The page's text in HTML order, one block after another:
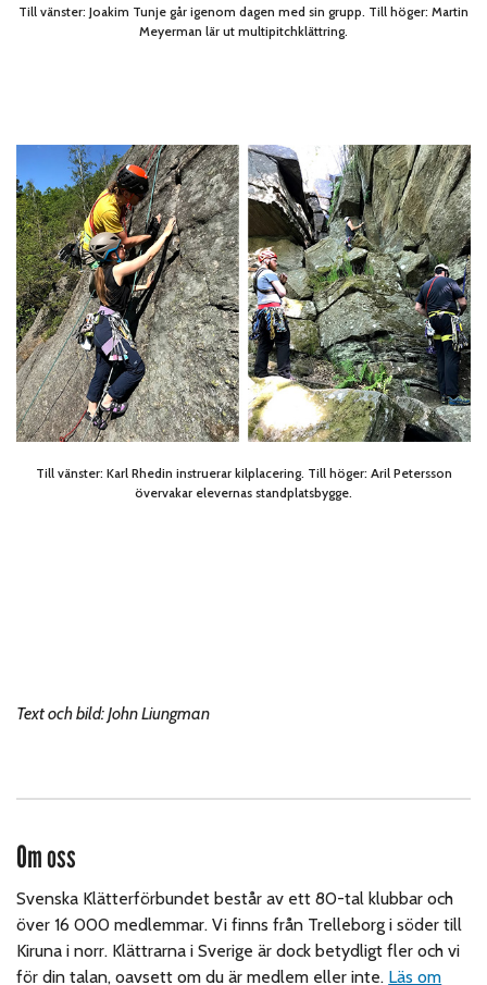
Till vänster: Joakim Tunje går igenom dagen med sin grupp. Till höger: Martin
Meyerman lär ut multipitchklättring.
Till vänster: Karl Rhedin instruerar kilplacering. Till höger: Aril Petersson
övervakar elevernas standplatsbygge.
Text och bild: John Liungman
Om oss
Svenska Klätterförbundet består av ett 80-tal klubbar och
över 16 000 medlemmar. Vi finns från Trelleborg i söder till
Kiruna i norr. Klättrarna i Sverige är dock betydligt fler och vi
för din talan, oavsett om du är medlem eller inte. Läs om